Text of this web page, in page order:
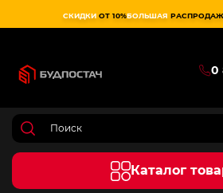
СКИДКИ ОТ 10%БОЛЬШАЯ
0
Каталог